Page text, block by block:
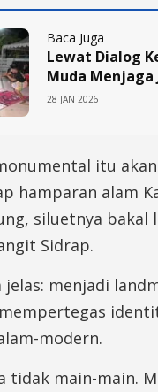
Baca Juga
Lewat Dialog
Muda Menjaga
28 JAN 2026
itu
hamparan alam
siluetnya
Sidrap.
menjadi
modern.
tidak main-main.